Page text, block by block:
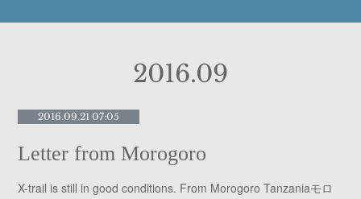
2016.09
2016.09.21 07:05
Letter from Morogoro
X-trail is still in good conditions. From Morogoro Tanzaniaモロ